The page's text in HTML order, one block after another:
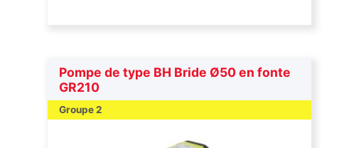
Pompe de type BH Bride Ø50 en fonte
GR210
Groupe 2